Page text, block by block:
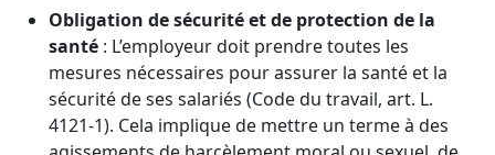
Obligation de sécurité et de protection de la
santé : L’employeur doit prendre toutes les
mesures nécessaires pour assurer la santé et la
sécurité de ses salariés (Code du travail, art. L.
4121-1). Cela implique de mettre un terme à des